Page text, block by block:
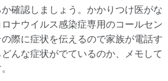
確認しましょう。かかりつけ医がな
ナウイルス感染症専用のコールセン
際に症状を伝えるので家族が電話す
んな症状がでているのか、メモして